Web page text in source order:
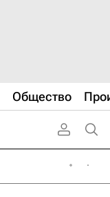
Общество